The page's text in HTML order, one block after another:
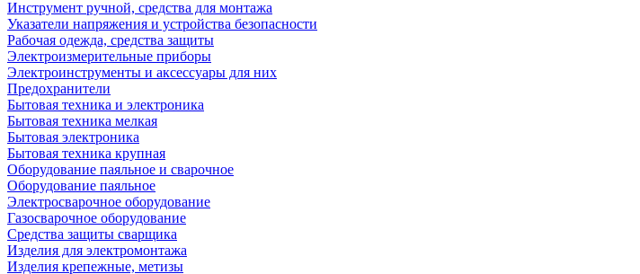
Инструмент ручной, средства для монтажа
Указатели напряжения и устройства безопасности
Рабочая одежда, средства защиты
Электроизмерительные приборы
Электроинструменты и аксессуары для них
Предохранители
Бытовая техника и электроника
Бытовая техника мелкая
Бытовая электроника
Бытовая техника крупная
Оборудование паяльное и сварочное
Оборудование паяльное
Электросварочное оборудование
Газосварочное оборудование
Средства защиты сварщика
Изделия для электромонтажа
Изделия крепежные, метизы